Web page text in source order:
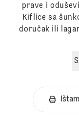
prave i
Kiflice sa
doručak ili